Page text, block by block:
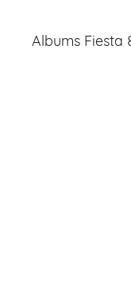
Albums Fiesta